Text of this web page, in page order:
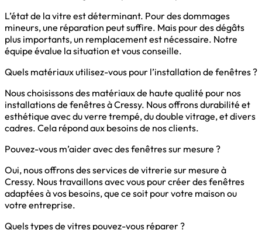
L’état de la vitre est déterminant. Pour des dommages
mineurs, une réparation peut suffire. Mais pour des dégâts
plus importants, un remplacement est nécessaire. Notre
équipe évalue la situation et vous conseille.
Quels matériaux utilisez-vous pour l’installation de fenêtres ?
Nous choisissons des matériaux de haute qualité pour nos
installations de fenêtres à Cressy. Nous offrons durabilité et
esthétique avec du verre trempé, du double vitrage, et divers
cadres. Cela répond aux besoins de nos clients.
Pouvez-vous m’aider avec des fenêtres sur mesure ?
Oui, nous offrons des services de vitrerie sur mesure à
Cressy. Nous travaillons avec vous pour créer des fenêtres
adaptées à vos besoins, que ce soit pour votre maison ou
votre entreprise.
Quels types de vitres pouvez-vous réparer ?